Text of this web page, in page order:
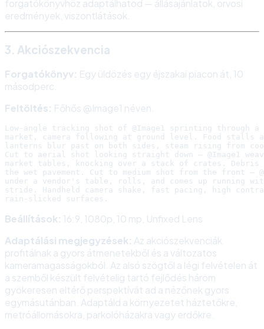
forgatókönyvhöz adaptálhatod — állásajánlatok, orvosi
eredmények, viszontlátások.
3. Akciószekvencia
Forgatókönyv: Egy üldözés egy éjszakai piacon át, 10
másodperc.
Feltöltés: Főhős @Image1 néven.
Low-angle tracking shot of @Image1 sprinting through
market, camera following at ground level. Food stalls
lanterns blur past on both sides, steam rising from
Cut to aerial shot looking straight down — @Image1
market tables, knocking over a stack of crates. Debris
the wet pavement. Cut to medium shot from the front —
under a vendor's table, rolls, and comes up running
stride. Handheld camera shake, fast pacing, high
Beállítások: 16:9, 1080p, 10 mp, Unfixed Lens
Adaptálási megjegyzések: Az akciószekvenciák
profitálnak a gyors átmenetekből és a változatos
kameramagasságokból. Az alsó szögtől a légi felvételen át
a szemből készült felvételig tartó fejlődés három
gyökeresen eltérő perspektívát ad a nézőnek gyors
egymásutánban. Adaptáld a környezetet háztetőkre,
metróállomásokra, parkolóházakra vagy erdőkre.